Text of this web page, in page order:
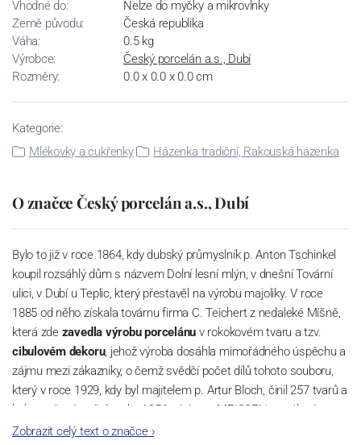
Vhodné do:
Nelze do myčky a mikrovlnky
Země původu:
Česká republika
Váha:
0.5 kg
Výrobce:
Český porcelán a.s., Dubí
Rozměry:
0.0 x 0.0 x 0.0 cm
Kategorie:
Mlékovky a cukřenky
Házenka tradiční, Rakouská házenka
O značce Český porcelán a.s., Dubí
Bylo to již v roce 1864, kdy dubský průmyslník p. Anton Tschinkel
koupil rozsáhlý dům s názvem Dolní lesní mlýn, v dnešní Tovární
ulici, v Dubí u Teplic, který přestavěl na výrobu majoliky. V roce
1885 od něho získala továrnu firma C. Teichert z nedaleké Míšně,
která zdezavedla výrobu porcelánu v rokokovém tvaru a tzv.
cibulovém dekoru, jehož výroba dosáhla mimořádného úspěchu a
zájmu mezi zákazníky, o čemž svědčí počet dílů tohoto souboru,
který v roce 1929, kdy byl majitelem p. Artur Bloch, činil 257 tvarů a
byl označován až do roku 1956 nápisem MEISSEN v oválovém
rámečku.
Zobrazit celý text o značce›